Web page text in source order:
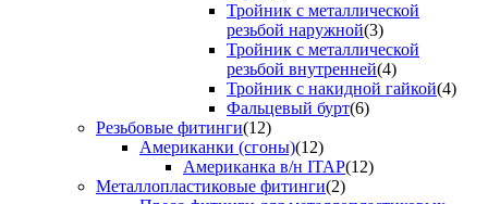
Тройник с металлической
резьбой наружной(3)
Тройник с металлической
резьбой внутренней(4)
Тройник с накидной гайкой(4)
Фальцевый бурт(6)
Резьбовые фитинги(12)
Американки (сгоны)(12)
Американка в/н ITAP(12)
Металлопластиковые фитинги(2)